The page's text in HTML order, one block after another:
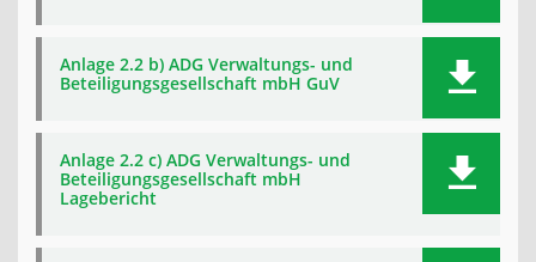
Anlage 2.2 b) ADG Verwaltungs- und
Beteiligungsgesellschaft mbH GuV
Anlage 2.2 c) ADG Verwaltungs- und
Beteiligungsgesellschaft mbH
Lagebericht